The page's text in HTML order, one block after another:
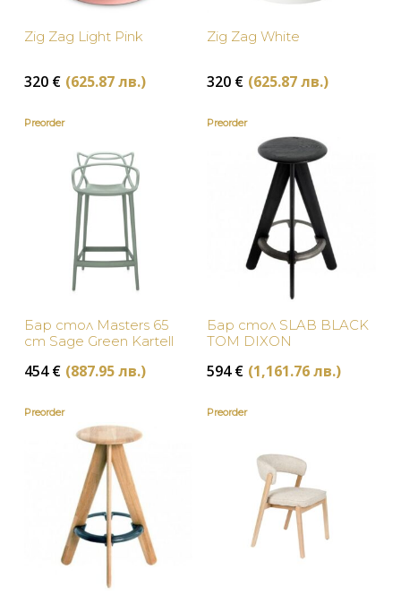
Дизайнерски помощни маси
Столове и табуретки
Намаление
БРАНД
Tom Dixon
Ethnicraft
Zuiver
Dutchbone
Kartell
Pols Potten
White Label Living
НАЛИЧНОСТ
В наличност
Изчерпан, с опция за поръчка
ЦВЯТ
Бежово
Бяло
Зелено
Златно
Кремаво
Многоцветно
Оранжево
ЦЕНА
Zig Zag Light Pink
320 € (625.87 лв.)
Zig Zag White
320 € (625.87 лв.)
Preorder
Бар стол Masters 65
cm Sage Green Kartell
454€ (887.95 лв.)
Preorder
Бар стол SLAB BLACK
TOM DIXON
594€ (1,161.76 лв.)
Preorder Preorder